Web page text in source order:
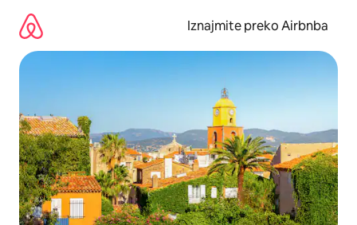
sadržaj
Iznajmite preko Airbnba